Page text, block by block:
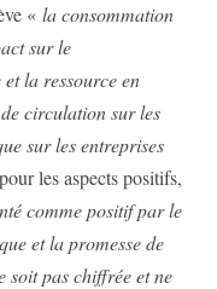
« la consommation
sur le
la ressource en
circulation sur les
sur les entreprises
les aspects positifs,
comme positif par le
et lapromesse de
soit pas chiffrée et ne